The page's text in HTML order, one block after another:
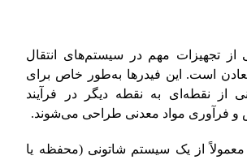
از تجهیزات مهم در سیستم‌های انتقال
است. این فیدرها به‌طور خاص برای
از نقطه‌ای به نقطه دیگر در فرآیند
و فرآوری مواد معدنی طراحی می‌شوند.
معمولاً از یک سیستم شاتونی (محفظه یا